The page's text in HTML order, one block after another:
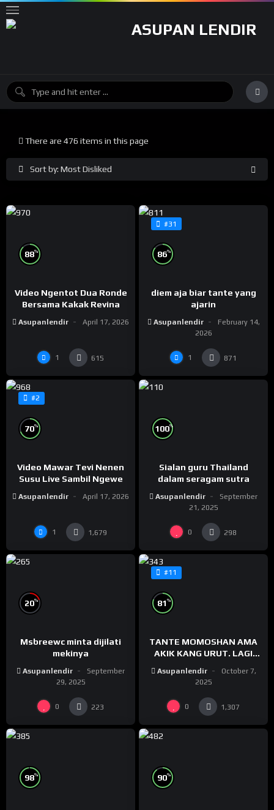
Sort by: Most Disliked
There are 476 items in this page
88%
Video Ngentot Dua Ronde
Bersama Kakak Revina
Asupanlendir April 17, 2026
1 615
#31
86%
diem aja biar tante yang
ajarin
Asupanlendir
February 14,
2026
1 871
#2
70%
Video Mawar Tevi Nenen
Susu Live Sambil Ngewe
Asupanlendir April 17, 2026
1 1,679
100%
Sialan guru Thailand
dalam seragam sutra
Asupanlendir
September
21, 2025
0 298
20%
Msbreewc minta dijilati
mekinya
Asupanlendir
September
29, 2025
0 223
#11
81 %
TANTE MOMOSHAN AMA
AKIK KANG URUT. LAGI
Asupanlendir
October 7,
2025
0 1,307
98% 90%